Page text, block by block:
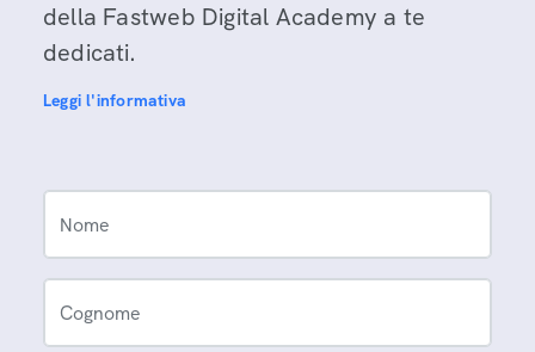
della Fastweb Digital Academy a te
dedicati.
Leggi l'informativa
Nome
Cognome